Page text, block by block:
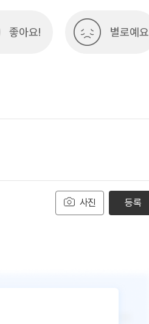
좋아요! 별로예요
사진 등록